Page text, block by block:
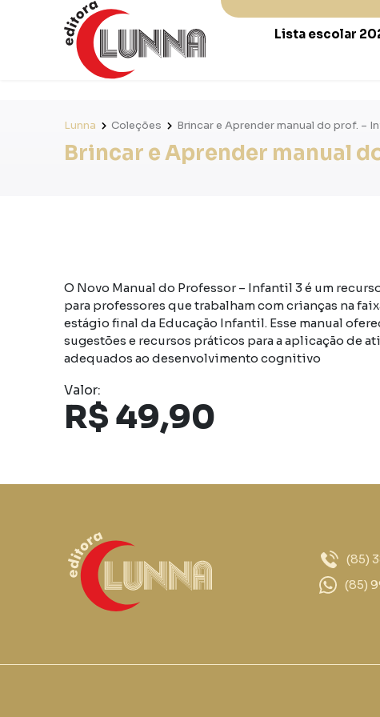
Lista escolar
Lunna Coleções Brincar e Aprender manual do prof. –
Brincar e Aprender manual
O Novo Manual do Professor – Infantil 3 é um
para professores que trabalham com crianças na
estágio final da Educação Infantil. Esse manual
sugestões e recursos práticos para a aplicação de
adequados ao desenvolvimento cognitivo
Valor:
R$ 49,90
(85)
(85)